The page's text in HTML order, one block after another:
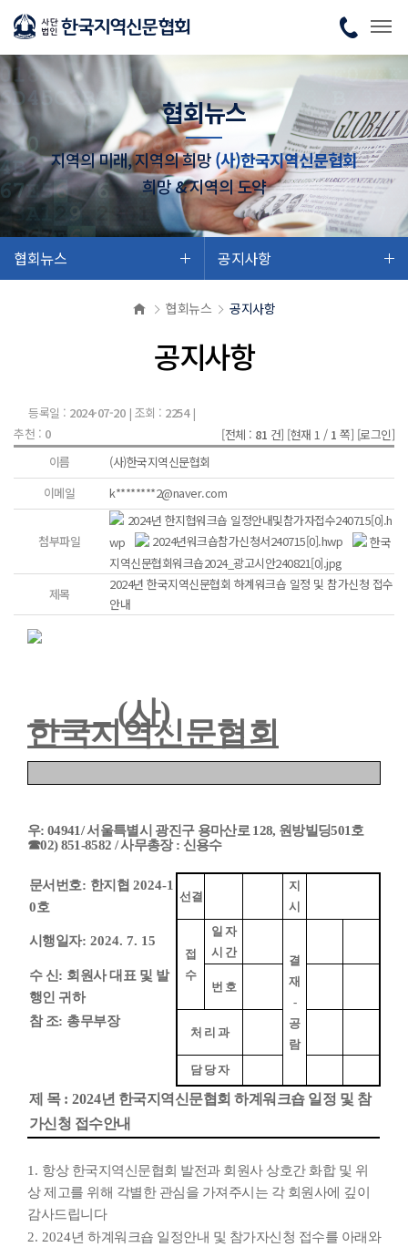
협회뉴스
지역의 미래, 지역의 희망(사)한국지역신문협회
희망 & 지역의 도약
협회뉴스 공지사항
협회뉴스 공지사항
공지사항
등록일 : 2024-07-20| 조회 : 2254|
추천 : 0 [전체 : 81 건] [현재 1 / 1 쪽] [로그인]
이름
(사)한국지역신문협회
이메일
k********2@naver.com
첨부파일
2024년 한지협워크숍 일정안내및참가자접수240715[0].h
wp
2024년워크숍참가신청서240715[0].hwp
한국
지역신문협회워크숍2024_광고시안240821[0].jpg
제목
2024년 한국지역신문협회 하계워크숍 일정 및 참가신청 접수
안내
(사)
한국지역신문협회
우: 04941/서울특별시 광진구 용마산로 128, 원방빌딩501호
☎02) 851-8582 /사무총장: 신용수
문서번호: 한지협 2024-1
0호
선결
지
시
시행일자: 2024. 7. 15
접
수
일 자
시 간
결
재
-
공
람
수 신 : 회원사 대표 및 발
행인 귀하
번 호
참 조: 총무부장
처 리 과
담 당 자
제 목 : 2024년 한국지역신문협회 하계워크숍 일정 및 참
가신청 접수안내
1. 항상 한국지역신문협회 발전과 회원사 상호간 화합 및 위
상 제고를 위해 각별한 관심을 가져주시는 각 회원사에 깊이
감사드립니다
2. 2024년 하계워크숍 일정안내 및 참가자신청 접수를 아래와